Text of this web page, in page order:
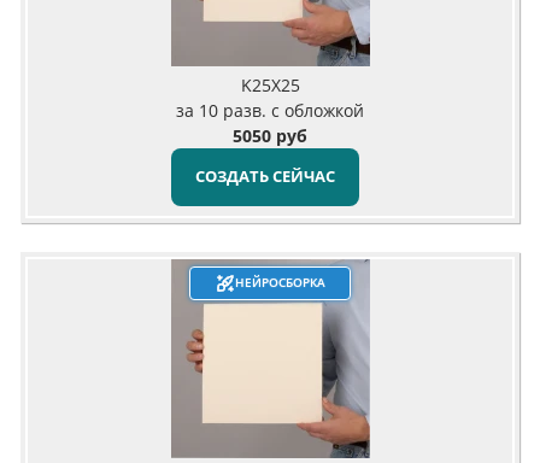
K25X25
за 10 разв. с обложкой
5050 руб
СОЗДАТЬ СЕЙЧАС
НЕЙРОСБОРКА